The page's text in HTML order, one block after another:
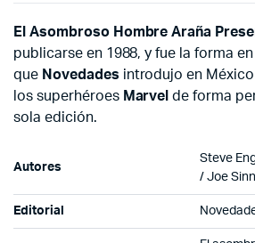
El Asombroso Hombre Araña
publicarse en 1988, y fue la forma en
que Novedades introdujo en
los superhéroes Marvelde forma
sola edición.
Autores
Steve
/ Joe
Editorial